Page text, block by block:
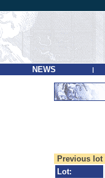
NEWS |
Previous lot
Lot: